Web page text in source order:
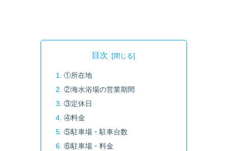
目次
①所在地
②海水浴場の営業期間
③定休日
④料金
⑤駐車場・駐車台数
⑥駐車場・料金